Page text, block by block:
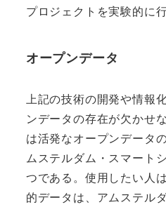
プロジェクトを実験的に行
オープンデータ
上記の技術の開発や情報
ンデータの存在が欠かせ
は活発なオープンデータ
ムステルダム・スマート
つである。使用したい人
的データは、アムステル